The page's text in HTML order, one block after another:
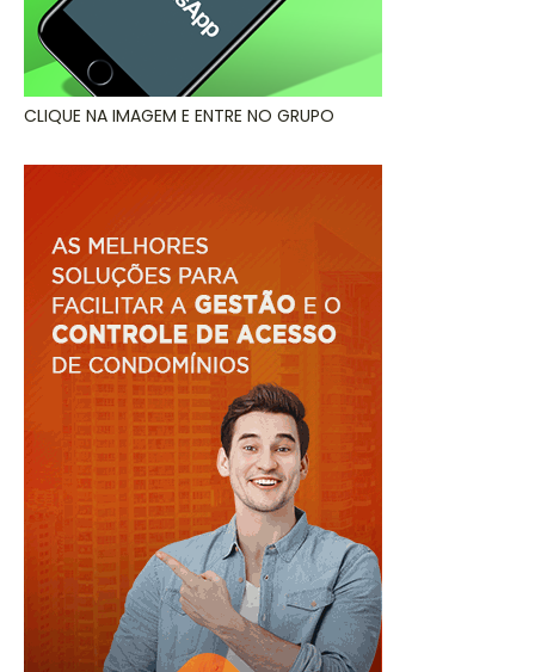
CLIQUE NA IMAGEM E ENTRE NO GRUPO